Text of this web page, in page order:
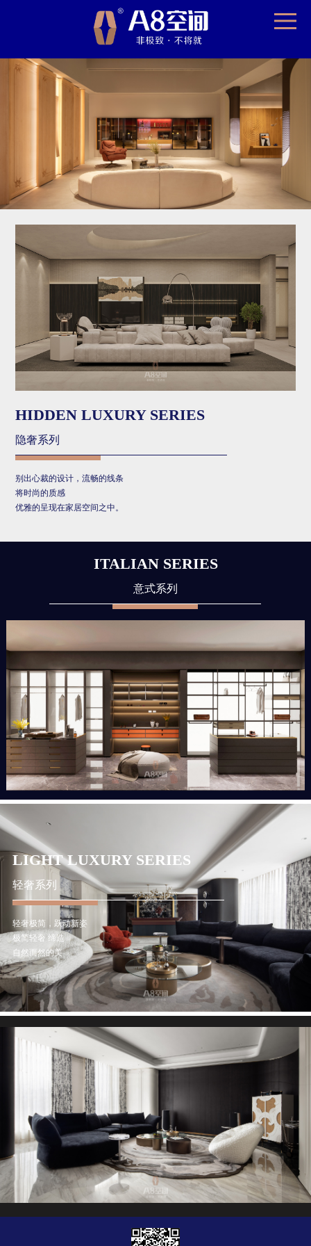
HIDDEN LUXURY SERIES
隐奢系列
别出心裁的设计，流畅的线条
将时尚的质感
优雅的呈现在家居空间之中。
ITALIAN SERIES
意式系列
LIGHT LUXURY SERIES
轻奢系列
轻奢极简，跃动新姿
极简轻奢 缔造
自然而然的美